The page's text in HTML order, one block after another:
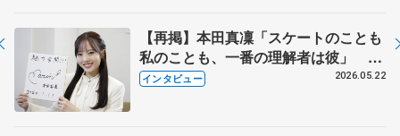
【再掲】本田真凜「スケートのことも
私のことも、一番の理解者は彼」 引
退時の単独インタビューで語った競技
インタビュー 2026.05.22